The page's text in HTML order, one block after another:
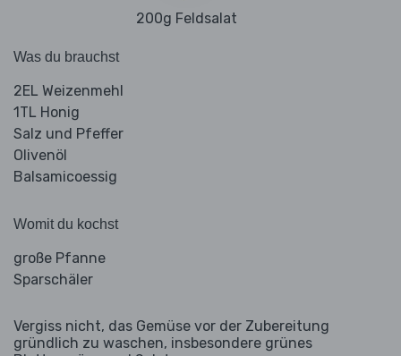
200g Feldsalat
Was du brauchst
2EL Weizenmehl
1TL Honig
Salz und Pfeffer
Olivenöl
Balsamicoessig
Womit du kochst
große Pfanne
Sparschäler
Vergiss nicht, das Gemüse vor der Zubereitung
gründlich zu waschen, insbesondere grünes